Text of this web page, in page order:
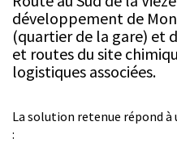
développement de
(quartier de la gare) et
et routes du site
logistiques associées.
La solution retenue répond à
: